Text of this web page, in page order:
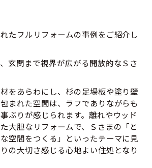
たフルリフォームの事例をご紹介し
玄関まで視界が広がる開放的なＳさ
をあらわにし、杉の足場板や塗り壁
まれた空間は、ラフでありながらも
ぶりが感じられます。離れやウッド
大胆なリフォームで、Ｓさまの「と
空間をつくる」といったテーマに見
の大切さ感じる心地よい住処となり